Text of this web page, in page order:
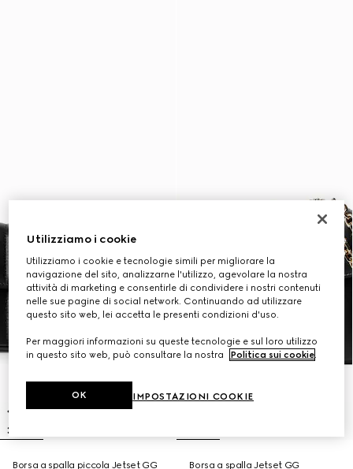
Borsa a spalla piccola Jetset GG
Borsa a spalla Jetset GG
Utilizziamo i cookie
Utilizziamo i cookie e tecnologie simili per migliorare la
navigazione del sito, analizzarne l'utilizzo, agevolare la nostra
attività di marketing e consentirle di condividere i nostri contenuti
nelle sue pagine di social network. Continuando ad utilizzare
questo sito web, lei accetta le presenti condizioni d'uso.
Per maggiori informazioni su queste tecnologie e sul loro utilizzo
in questo sito web, può consultare la nostra
Politica sui cookie.
IMPOSTAZIONI COOKIE
OK